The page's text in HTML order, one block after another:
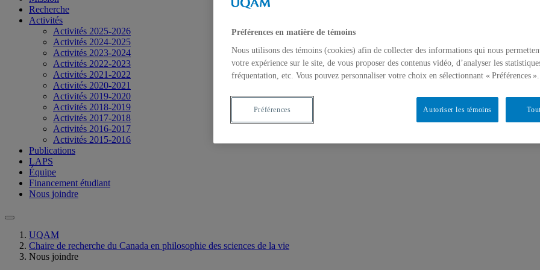
Recherche
Activités
Activités 2025-2026
Activités 2024-2025
Activités 2023-2024
Activités 2022-2023
Activités 2021-2022
Activités 2020-2021
Activités 2019-2020
Activités 2018-2019
Activités 2017-2018
Activités 2016-2017
Activités 2015-2016
Publications
LAPS
Équipe
Financement étudiant
Nous joindre
UQAM
Chaire de recherche du Canada en philosophie des sciences de la vie
Nous joindre
Préférences en matière de témoins
Nous utilisons des témoins (cookies) afin de collecter des informations qui nous
votre expérience sur le site, de vous proposer des contenus vidéo, d’analyser les
fréquentation, etc. Vous pouvez personnaliser votre choix en sélectionnant « Préférences ».
Autoriser les témoins
Préférences